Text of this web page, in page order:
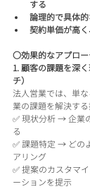
する
論理的で具体
契約単価が高
〇効果的なアプロ
1. 顧客の課題を深
チ）
法人営業では、単
業の課題を解決する
✅ 現状分析 → 企業
る
✅ 課題特定 → どの
アリング
✅ 提案のカスタマ
ーションを提示